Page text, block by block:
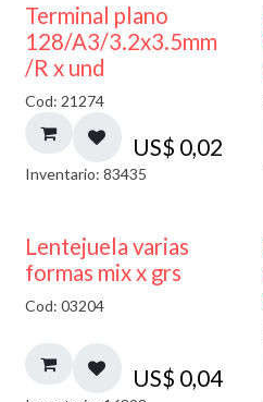
Terminal plano
128/A3/3.2x3.5mm
/R x und
Cod: 21274
US$ 0,02
Inventario: 83435
Lentejuela varias
formas mix x grs
Cod: 03204
US$ 0,04